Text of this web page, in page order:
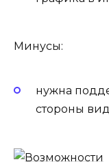
Минусы:
нужна
стороны